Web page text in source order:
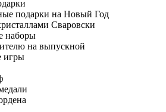
подарки на Новый Год
Сваровски
наборы
на выпускной
игры